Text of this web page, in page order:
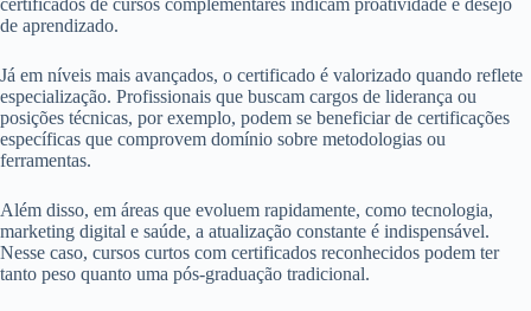
certificados de cursos complementares indicam proatividade e desejo
de aprendizado.
Já em níveis mais avançados, o certificado é valorizado quando reflete
especialização. Profissionais que buscam cargos de liderança ou
posições técnicas, por exemplo, podem se beneficiar de certificações
específicas que comprovem domínio sobre metodologias ou
ferramentas.
Além disso, em áreas que evoluem rapidamente, como tecnologia,
marketing digital e saúde, a atualização constante é indispensável.
Nesse caso, cursos curtos com certificados reconhecidos podem ter
tanto peso quanto uma pós-graduação tradicional.